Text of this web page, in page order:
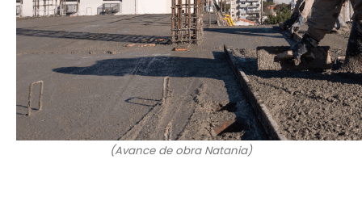
(Avance de obra Natania)